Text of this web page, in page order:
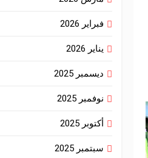
فبراير 2026
يناير 2026
ديسمبر 2025
نوفمبر 2025
أكتوبر 2025
سبتمبر 2025